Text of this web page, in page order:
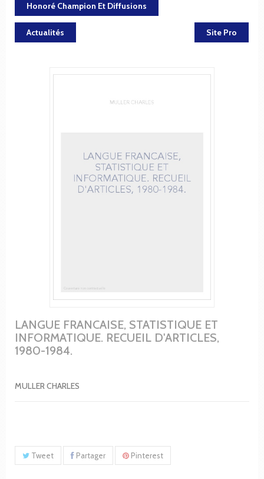
Honoré Champion Et Diffusions
Actualités Site Pro
LANGUE FRANCAISE, STATISTIQUE ET
INFORMATIQUE. RECUEIL D'ARTICLES,
1980-1984.
MULLER CHARLES
Tweet Partager Pinterest